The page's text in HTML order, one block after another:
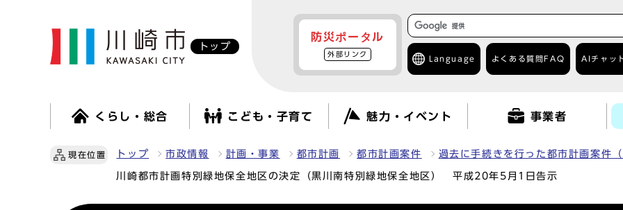
トップ
防災ポータル
外部リンク
Language よくある質問 FAQ AIチャッ
くらし・総合 こども・子育て 魅力・イベント 事業者
現在位置 トップ 市政情報 計画・事業 都市計画 都市計画案件 過去に手続きを行った都市計画案件
川崎都市計画特別緑地保全地区の決定（黒川南特別緑地保全地区） 平成20年5月1日告示